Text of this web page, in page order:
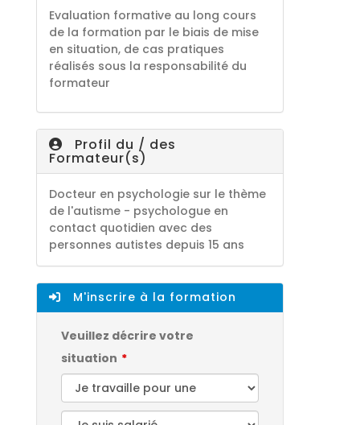
Evaluation formative au long cours
de la formation par le biais de mise
en situation, de cas pratiques
réalisés sous la responsabilité du
formateur
Profil du / des
Formateur(s)
Docteur en psychologie sur le thème
de l'autisme - psychologue en
contact quotidien avec des
personnes autistes depuis 15 ans
M'inscrire à la formation
Veuillez décrire votre
situation